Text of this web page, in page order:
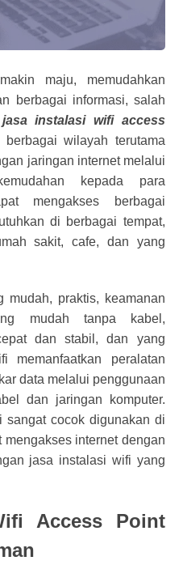
maju, memudahkan
berbagai informasi, salah
jasa instalasi wifi access
wilayah terutama
jaringan internet melalui
kepada para
mengakses berbagai
di berbagai tempat,
sakit, cafe, dan yang
mudah, praktis, keamanan
mudah tanpa kabel,
dan stabil, dan yang
memanfaatkan peralatan
data melalui penggunaan
dan jaringan komputer.
sangat cocok digunakan di
mengakses internet dengan
jasa instalasi wifi yang
Access Point